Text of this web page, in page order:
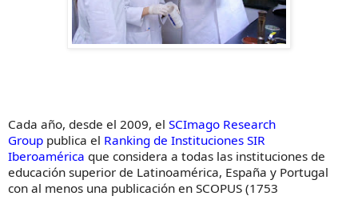
Cada año, desde el 2009, el SCImago Research
Group publica el Ranking de Instituciones SIR
Iberoamérica que considera a todas las instituciones de
educación superior de Latinoamérica, España y Portugal
con al menos una publicación en SCOPUS (1753